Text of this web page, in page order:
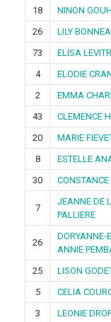
18
NINON
26
LILY
73
ELISA
4
ELODIE
2
EMMA
43
CLEMENCE
20
MARIE
8
ESTELLE
30
CONSTANCE
7
JEANNE DE
PALLIERE
26
DORYANNE-
ANNIE
25 LISON
5
CELIA
3
LEONIE